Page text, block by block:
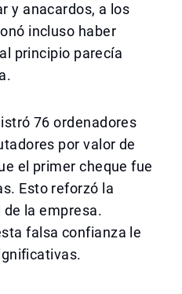
y anacardos, a los
incluso haber
principio parecía
76 ordenadores
por valor de
el primer cheque fue
Esto reforzó la
la empresa.
falsa confianza le